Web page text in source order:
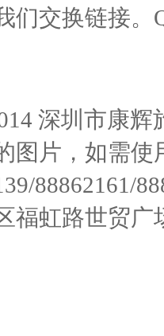
们交换链接。
深圳市康
图片，如需
88862161/
福虹路世贸